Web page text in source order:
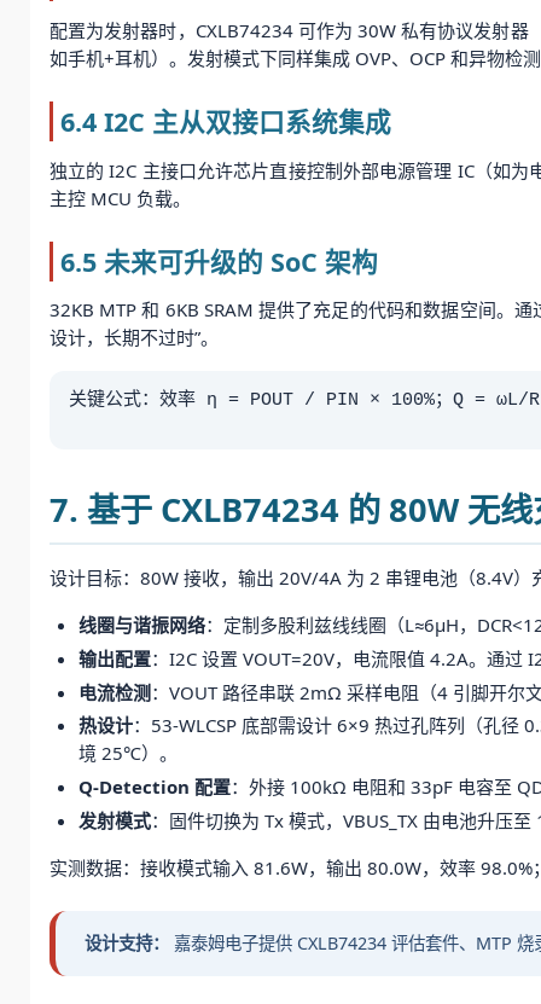
配置为发射器时，CXLB74234 可作为 30W 私有协议发射
如手机+耳机）。发射模式下同样集成 OVP、OCP 和异物检
6.4 I2C 主从双接口系统集成
独立的 I2C 主接口允许芯片直接控制外部电源管理 IC（如
主控 MCU 负载。
6.5 未来可升级的 SoC 架构
32KB MTP 和 6KB SRAM 提供了充足的代码和数据空间。
设计，长期不过时”。
关键公式：效率 η = POUT / PIN × 100%；Q =
7. 基于 CXLB74234 的 80W 无
设计目标：80W 接收，输出 20V/4A 为 2 串锂电池（8.4V）
线圈与谐振网络：定制多股利兹线线圈（L≈6μH，
输出配置：I2C 设置 VOUT=20V，电流限值 4.2A。通过
电流检测：VOUT 路径串联 2mΩ 采样电阻（4 引脚开尔
热设计：53-WLCSP 底部需设计 6×9 热过孔阵列（孔
境 25℃）。
Q-Detection 配置：外接 100kΩ 电阻和 33pF 电容至
发射模式：固件切换为 Tx 模式，VBUS_TX 由电池升压
实测数据：接收模式输入 81.6W，输出 80.0W，效率
设计支持： 嘉泰姆电子提供 CXLB74234 评估套件、MTP